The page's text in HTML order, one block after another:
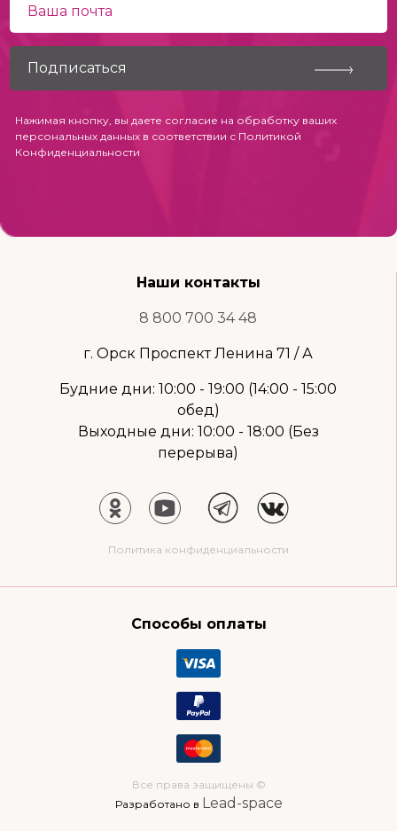
Нажимая кнопку, вы даете согласие на обработку ваших
персональных данных в соответствии с Политикой
Конфиденциальности
Наши контакты
8 800 700 34 48
г. Орск Проспект Ленина 71 / А
Будние дни: 10:00 - 19:00 (14:00 - 15:00
обед)
Выходные дни: 10:00 - 18:00 (Без
перерыва)
Политика конфиденциальности
Способы оплаты
Все права защищены ©
Разработано в Lead-space